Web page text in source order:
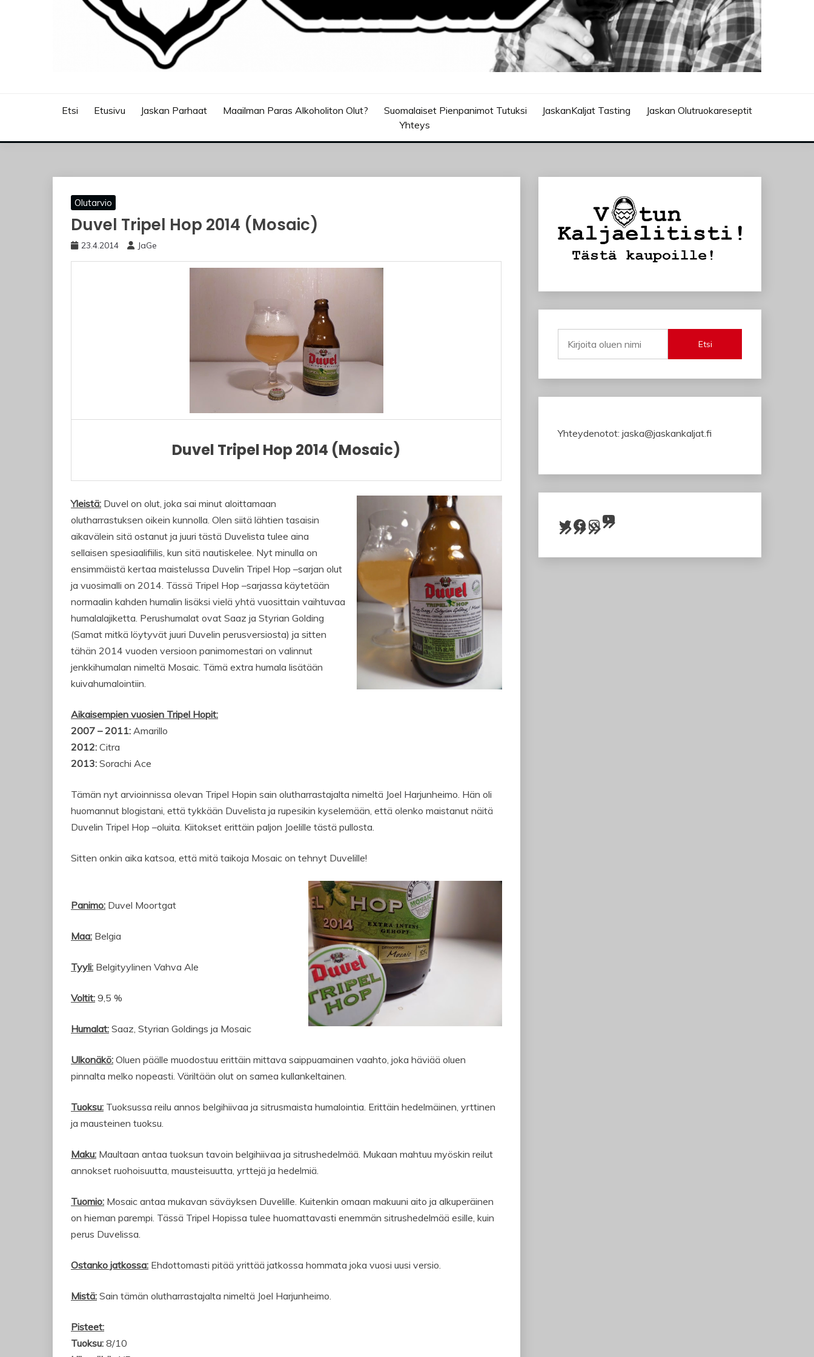
Etsi Etusivu Jaskan Parhaat Maailman Paras Alkoholiton Olut? Suomalaiset Pienpanimot Tutuksi JaskanKaljat Tasting
Jaskan Olutruokareseptit
Yhteys
Olutarvio
Duvel Tripel Hop 2014 (Mosaic)
23.4.2014 JaGe
Duvel Tripel Hop 2014 (Mosaic)
Yleistä: Duvel on olut, joka sai minut aloittamaan
olutharrastuksen oikein kunnolla. Olen siitä lähtien tasaisin
aikavälein sitä ostanut ja juuri tästä Duvelista tulee aina
sellaisen spesiaalifiilis, kun sitä nautiskelee. Nyt minulla on
ensimmäistä kertaa maistelussa Duvelin Tripel Hop –sarjan olut
ja vuosimalli on 2014. Tässä Tripel Hop –sarjassa käytetään
normaalin kahden humalin lisäksi vielä yhtä vuosittain vaihtuvaa
humalalajiketta. Perushumalat ovat Saaz ja Styrian Golding
(Samat mitkä löytyvät juuri Duvelin perusversiosta) ja sitten
tähän 2014 vuoden versioon panimomestari on valinnut
jenkkihumalan nimeltä Mosaic. Tämä extra humala lisätään
kuivahumalointiin.
Aikaisempien vuosien Tripel Hopit:
2007 – 2011: Amarillo
2012: Citra
2013: Sorachi Ace
Tämän nyt arvioinnissa olevan Tripel Hopin sain olutharrastajalta nimeltä Joel Harjunheimo. Hän oli
huomannut blogistani, että tykkään Duvelista ja rupesikin kyselemään, että olenko maistanut näitä
Duvelin Tripel Hop –oluita. Kiitokset erittäin paljon Joelille tästä pullosta.
Sitten onkin aika katsoa, että mitä taikoja Mosaic on tehnyt Duvelille!
Panimo: Duvel Moortgat
Maa: Belgia
Tyyli: Belgityylinen Vahva Ale
Voltit: 9,5 %
Humalat: Saaz, Styrian Goldings ja Mosaic
Ulkonäkö: Oluen päälle muodostuu erittäin mittava saippuamainen vaahto, joka häviää oluen
pinnalta melko nopeasti. Väriltään olut on samea kullankeltainen.
Tuoksu: Tuoksussa reilu annos belgihiivaa ja sitrusmaista humalointia. Erittäin hedelmäinen, yrttinen
ja mausteinen tuoksu.
Maku: Maultaan antaa tuoksun tavoin belgihiivaa ja sitrushedelmää. Mukaan mahtuu myöskin reilut
annokset ruohoisuutta, mausteisuutta, yrttejä ja hedelmiä.
Tuomio: Mosaic antaa mukavan säväyksen Duvelille. Kuitenkin omaan makuuni aito ja alkuperäinen
on hieman parempi. Tässä Tripel Hopissa tulee huomattavasti enemmän sitrushedelmää esille, kuin
perus Duvelissa.
Ostanko jatkossa: Ehdottomasti pitää yrittää jatkossa hommata joka vuosi uusi versio.
Mistä: Sain tämän olutharrastajalta nimeltä Joel Harjunheimo.
Pisteet:
Tuoksu: 8/10
Etsi
Yhteydenotot: jaska@jaskankaljat.fi
Twitter Facebook InstagramYouTube